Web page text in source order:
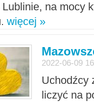
na mocy
więcej »
2022-06-09
Uchodźcy
liczyć na